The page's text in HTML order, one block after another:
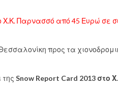
Χ.Κ. Παρνασσό από 45 Ευρώ σε
προς τα
τηςSnow Report Card 2013 στο